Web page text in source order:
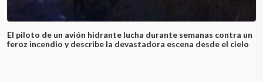
El piloto de un avión hidrante lucha durante semanas contra un
feroz incendio y describe la devastadora escena desde el cielo